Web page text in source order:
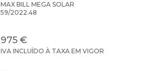
MAX BILL MEGA SOLAR
59/2022.48
975 €
IVA INCLUÍDO À TAXA EM VIGOR